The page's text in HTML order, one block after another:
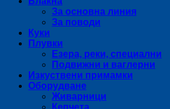
За основна линия
За поводи
Куки
Плувки
Езера, реки, специални
Подвижни и ваглерни
Изкуствени примамки
Оборудване
Живарници